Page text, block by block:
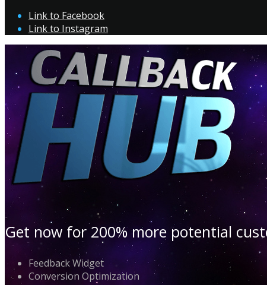
Link to Facebook
Link to Instagram
Get now for 200% more potential
Feedback Widget
Conversion Optimization